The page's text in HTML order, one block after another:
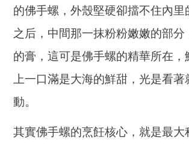
的佛手螺，外殼堅硬卻擋不住內里
之后，中間那一抹粉粉嫩嫩的部分
的膏，這可是佛手螺的精華所在，
上一口滿是大海的鮮甜，光是看著
動。
其實佛手螺的烹飪核心，就是最大